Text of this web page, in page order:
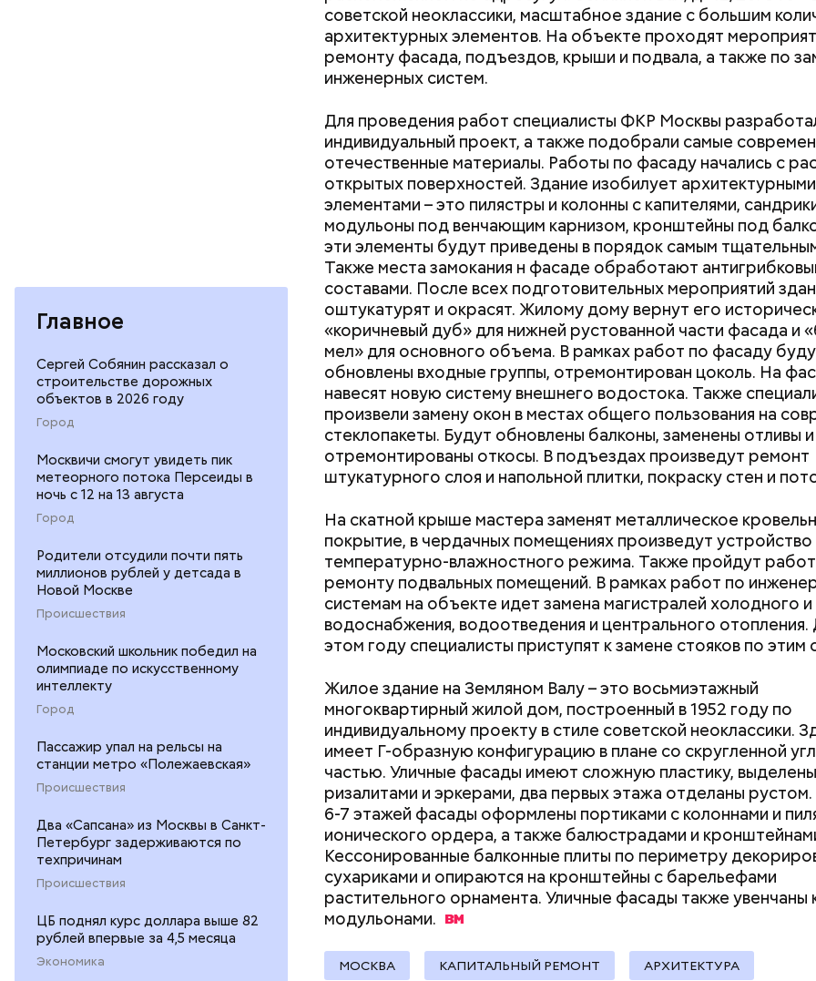
Главное
Сергей Собянин рассказал о
строительстве дорожных
объектов в 2026 году
Город
Москвичи смогут увидеть пик
метеорного потока Персеиды в
ночь с 12 на 13 августа
Город
Родители отсудили почти пять
миллионов рублей у детсада в
Новой Москве
Происшествия
Московский школьник победил на
олимпиаде по искусственному
интеллекту
Город
Пассажир упал на рельсы на
станции метро «Полежаевская»
Происшествия
Два «Сапсана» из Москвы в Санкт-
Петербург задерживаются по
техпричинам
Происшествия
ЦБ поднял курс доллара выше 82
рублей впервые за 4,5 месяца
Экономика
советской неоклассики, масштабное здание с большим
архитектурных элементов. На объекте проходят
ремонту фасада, подъездов, крыши и подвала, а также по
инженерных систем.
Для проведения работ специалисты ФКР Москвы
индивидуальный проект, а также подобрали самые
отечественные материалы. Работы по фасаду начались с
открытых поверхностей. Здание изобилует архитектурными
элементами – это пилястры и колонны с капителями,
модульоны под венчающим карнизом, кронштейны под
эти элементы будут приведены в порядок самым
Также места замокания н фасаде обработают
составами. После всех подготовительных мероприятий
оштукатурят и окрасят. Жилому дому вернут его
«коричневый дуб» для нижней рустованной части фасада и
мел» для основного объема. В рамках работ по фасаду
обновлены входные группы, отремонтирован цоколь. На
навесят новую систему внешнего водостока. Также
произвели замену окон в местах общего пользования на
стеклопакеты. Будут обновлены балконы, заменены отливы и
отремонтированы откосы. В подъездах произведут ремонт
штукатурного слоя и напольной плитки, покраску стен и
На скатной крыше мастера заменят металлическое
покрытие, в чердачных помещениях произведут устройство
температурно-влажностного режима. Также пройдут
ремонту подвальных помещений. В рамках работ по
системам на объекте идет замена магистралей холодного и
водоснабжения, водоотведения и центрального отопления.
этом году специалисты приступят к замене стояков по этим
Жилое здание на Земляном Валу – это восьмиэтажный
многоквартирный жилой дом, построенный в 1952 году по
индивидуальному проекту в стиле советской неоклассики.
имеет Г-образную конфигурацию в плане со скругленной
частью. Уличные фасады имеют сложную пластику, выделены
ризалитами и эркерами, два первых этажа отделаны
6-7 этажей фасады оформлены портиками с колоннами и
ионического ордера, а также балюстрадами и
Кессонированные балконные плиты по периметру
сухариками и опираются на кронштейны с барельефами
растительного орнамента. Уличные фасады также увенчаны
модульонами.
МОСКВА КАПИТАЛЬНЫЙ РЕМОНТ АРХИТЕКТУРА
скидки для автовладельцев (заправки, мойки и так далее);
аптеки;
ветеринария и зоотовары;
детские товары;
досуг и развлечения;
кафе и рестораны;
медицина (частные клиники);
образование (курсы и учебные центры);
одежда;
оптика;
парфюмерия и косметика;
продукты питания (супермаркеты, магазины у дома);
спортивные магазины;
страхование, право и финансы;
бытовая техника и электроника;
товары для дома;
Как найти информацию о льготах и скидках
Как поменять батареи дома и
не получить штраф
Как получить до
рублей от
трудной
претендовать и
документы